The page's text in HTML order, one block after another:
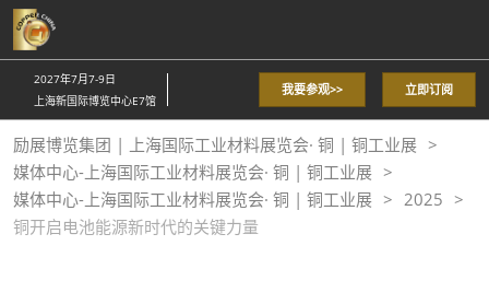
直
接
跳
至
内
容
2027年7月7-9日
上海新国际博览中心E7馆
我要参观>> 立即订阅
励展博览集团 | 上海国际工业材料展览会· 铜 | 铜工业展
媒体中心-上海国际工业材料展览会· 铜 | 铜工业展
媒体中心-上海国际工业材料展览会· 铜 | 铜工业展
2025
铜开启电池能源新时代的关键力量